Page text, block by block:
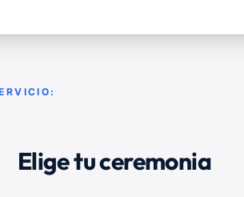
Elige tu ceremonia